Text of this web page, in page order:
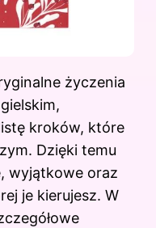
życzenia
kroków, które
Dzięki temu
wyjątkowe oraz
je kierujesz. W